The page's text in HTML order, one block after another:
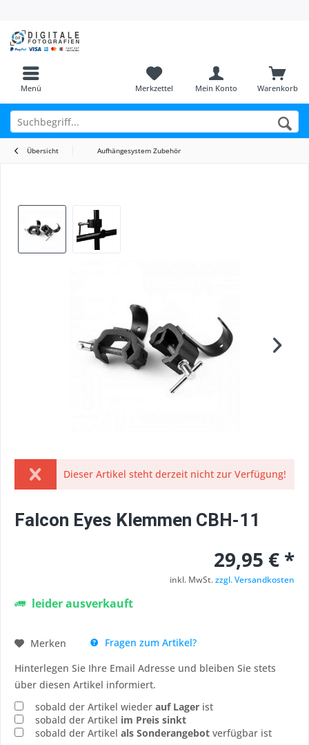
Menü Warenkorb
Merkzettel Mein Konto
Übersicht Aufhängesystem Zubehör
Dieser Artikel steht derzeit nicht zur Verfügung!
Falcon Eyes Klemmen CBH-11
29,95 € *
inkl. MwSt.zzgl. Versandkosten
leider ausverkauft
Merken
Fragen zum Artikel?
Hinterlegen Sie Ihre Email Adresse und bleiben Sie stets
über diesen Artikel informiert.
sobald der Artikel wieder auf Lager ist
sobald der Artikel im Preis sinkt
sobald der Artikel als Sonderangebot verfügbar ist